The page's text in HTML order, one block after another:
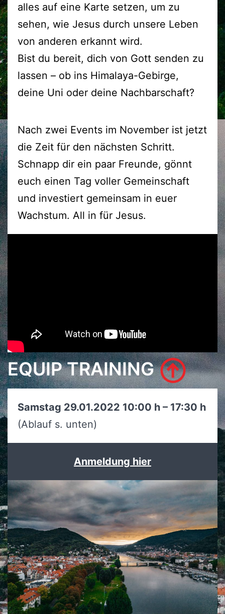
alles auf eine Karte setzen, um zu
sehen, wie Jesus durch unsere Leben
von anderen erkannt wird.
Bist du bereit, dich von Gott senden zu
lassen – ob ins Himalaya-Gebirge,
deine Uni oder deine Nachbarschaft?
Nach zwei Events im November ist jetzt
die Zeit für den nächsten Schritt.
Schnapp dir ein paar Freunde, gönnt
euch einen Tag voller Gemeinschaft
und investiert gemeinsam in euer
Wachstum. All in für Jesus.
EQUIP TRAINING
Samstag 29.01.2022 10:00 h – 17:30 h
(Ablauf s. unten)
Anmeldung hier